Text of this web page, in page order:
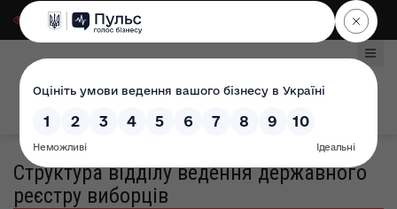
Для слабозорих|
Структура відділу ведення державного
реєстру виборців